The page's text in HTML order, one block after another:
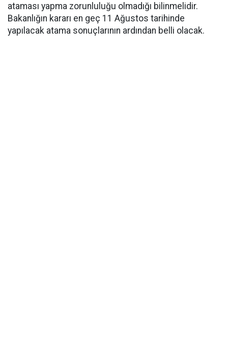
ataması yapma zorunluluğu olmadığı bilinmelidir.
Bakanlığın kararı en geç 11 Ağustos tarihinde
yapılacak atama sonuçlarının ardından belli olacak.